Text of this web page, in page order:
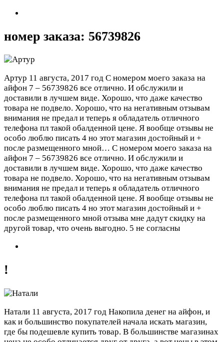
номер заказа: 56739826
Артур 11 августа, 2017 год С номером моего заказа на
айфон 7 – 56739826 все отлично. И обслужили и
доставили в лучшем виде. Хорошо, что даже качество
товара не подвело. Хорошо, что на негативным отзывам
внимания не предал и теперь я обладатель отличного
телефона пл такой обалденной цене. Я вообще отзывы не
особо люблю писать 4 но этот магазин достойный и +
после размещенного мной… С номером моего заказа на
айфон 7 – 56739826 все отлично. И обслужили и
доставили в лучшем виде. Хорошо, что даже качество
товара не подвело. Хорошо, что на негативным отзывам
внимания не предал и теперь я обладатель отличного
телефона пл такой обалденной цене. Я вообще отзывы не
особо люблю писать 4 но этот магазин достойный и +
после размещенного мной отзыва мне дадут скидку на
другой товар, что очень выгодно. 5 не согласны
!
Натали 11 августа, 2017 год Накопила денег на айфон, и
как и большинство покупателей начала искать магазин,
где бы подешевле купить товар. В большинстве магазинах